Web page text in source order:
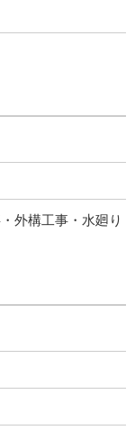
外構工事・水廻り